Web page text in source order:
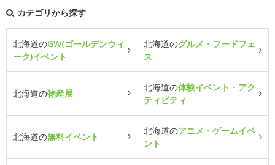
カテゴリから探す
北海道のGW(ゴールデンウィ
ーク)イベント
北海道のグルメ・フードフェ
ス
北海道の物産展
北海道の体験イベント・アク
ティビティ
北海道の無料イベント
北海道のアニメ・ゲームイベ
ント